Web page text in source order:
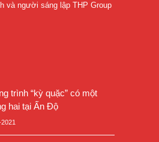
và người sáng lập THP Group
trình “kỳ quặc” có một
hai tại Ấn Độ